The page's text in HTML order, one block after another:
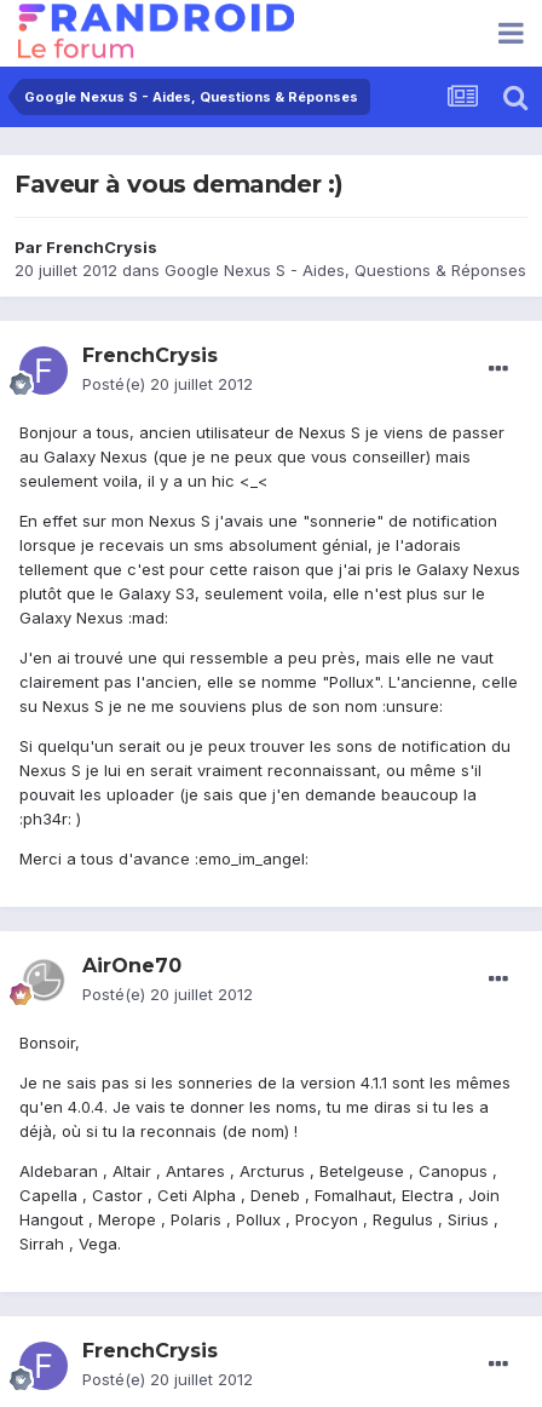
Google Nexus S - Aides, Questions & Réponses
Faveur à vous demander :)
Par FrenchCrysis
20 juillet 2012 dans Google Nexus S - Aides, Questions & Réponses
FrenchCrysis
Posté(e) 20 juillet 2012
Bonjour a tous, ancien utilisateur de Nexus S je viens de passer
au Galaxy Nexus (que je ne peux que vous conseiller) mais
seulement voila, il y a un hic <_<
En effet sur mon Nexus S j'avais une "sonnerie" de notification
lorsque je recevais un sms absolument génial, je l'adorais
tellement que c'est pour cette raison que j'ai pris le Galaxy Nexus
plutôt que le Galaxy S3, seulement voila, elle n'est plus sur le
Galaxy Nexus :mad:
J'en ai trouvé une qui ressemble a peu près, mais elle ne vaut
clairement pas l'ancien, elle se nomme "Pollux". L'ancienne, celle
su Nexus S je ne me souviens plus de son nom :unsure:
Si quelqu'un serait ou je peux trouver les sons de notification du
Nexus S je lui en serait vraiment reconnaissant, ou même s'il
pouvait les uploader (je sais que j'en demande beaucoup la
:ph34r: )
Merci a tous d'avance :emo_im_angel:
AirOne70
Posté(e) 20 juillet 2012
Bonsoir,
Je ne sais pas si les sonneries de la version 4.1.1 sont les mêmes
qu'en 4.0.4. Je vais te donner les noms, tu me diras si tu les a
déjà, où si tu la reconnais (de nom) !
Aldebaran , Altair , Antares , Arcturus , Betelgeuse , Canopus ,
Capella , Castor , Ceti Alpha , Deneb , Fomalhaut, Electra , Join
Hangout , Merope , Polaris , Pollux , Procyon , Regulus , Sirius ,
Sirrah , Vega.
FrenchCrysis
Posté(e) 20 juillet 2012